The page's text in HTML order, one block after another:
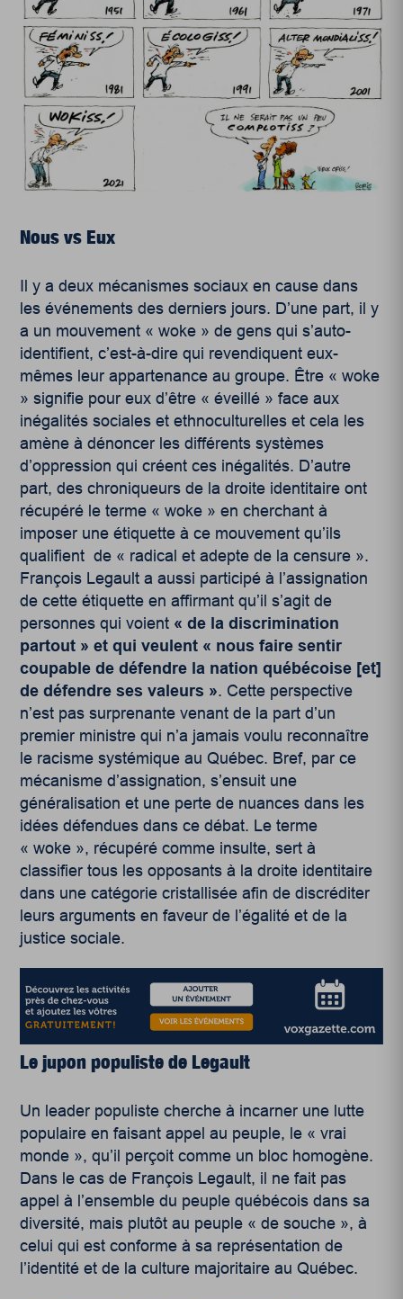
Nous vs Eux
Il y a deux mécanismes sociaux en cause dans
les événements des derniers jours. D’une part, il y
a un mouvement « woke » de gens qui s’auto-
identifient, c’est-à-dire qui revendiquent eux-
mêmes leur appartenance au groupe. Être « woke
» signifie pour eux d’être « éveillé » face aux
inégalités sociales et ethnoculturelles et cela les
amène à dénoncer les différents systèmes
d’oppression qui créent ces inégalités. D’autre
part, des chroniqueurs de la droite identitaire ont
récupéré le terme « woke » en cherchant à
imposer une étiquette à ce mouvement qu’ils
qualifient de « radical et adepte de la censure ».
François Legault a aussi participé à l’assignation
de cette étiquette en affirmant qu’il s’agit de
personnes qui voient « de la discrimination
partout » et qui veulent « nous faire sentir
coupable de défendre la nation québécoise [et]
de défendre ses valeurs ». Cette perspective
n’est pas surprenante venant de la part d’un
premier ministre qui n’a jamais voulu reconnaître
le racisme systémique au Québec. Bref, par ce
mécanisme d’assignation, s’ensuit une
généralisation et une perte de nuances dans les
idées défendues dans ce débat. Le terme
« woke », récupéré comme insulte, sert à
classifier tous les opposants à la droite identitaire
dans une catégorie cristallisée afin de discréditer
leurs arguments en faveur de l’égalité et de la
justice sociale.
Le jupon populiste de Legault
Un leader populiste cherche à incarner une lutte
populaire en faisant appel au peuple, le « vrai
monde », qu’il perçoit comme un bloc homogène.
Dans le cas de François Legault, il ne fait pas
appel à l’ensemble du peuple québécois dans sa
diversité, mais plutôt au peuple « de souche », à
celui qui est conforme à sa représentation de
l’identité et de la culture majoritaire au Québec.